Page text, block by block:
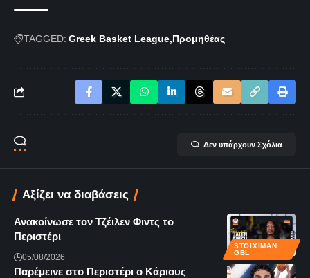
TAGGED: Greek Basket League Προμηθέας
Δεν υπάρχουν Σχόλια
Αξίζει να διαβάσεις
STOIXIMAN
GBL
Ανακοίνωσε τον Τζέιλεν Φιντς το
Περιστέρι
05/08/2026
Παρέμεινε στο Περιστέρι ο Κάριους